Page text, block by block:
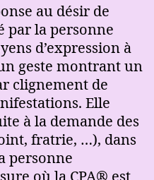
au désir de
la personne
d’expression à
geste montrant un
clignement de
Elle
à la demande des
fratrie, …), dans
personne
où la CPA® est